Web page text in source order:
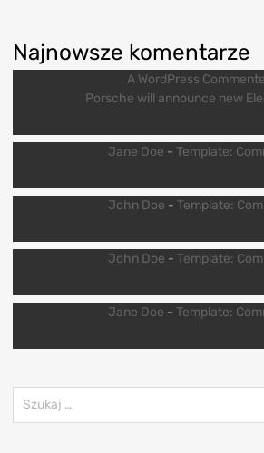
Najnowsze komentarze
A WordPress
Porsche will announce new
Jane Doe - Template:
John Doe - Template:
John Doe - Template:
Jane Doe - Template: